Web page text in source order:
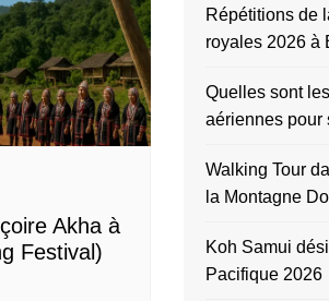
Akha à
Festival)
Répétitions de
royales 2026 à
Quelles sont
aériennes pour
Walking Tour
la Montagne
Koh Samui
Pacifique 2026